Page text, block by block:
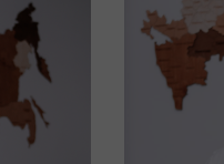
и число пусков
фактор). Реверсы,
большего запаса,
нагрузка на
на валу висят